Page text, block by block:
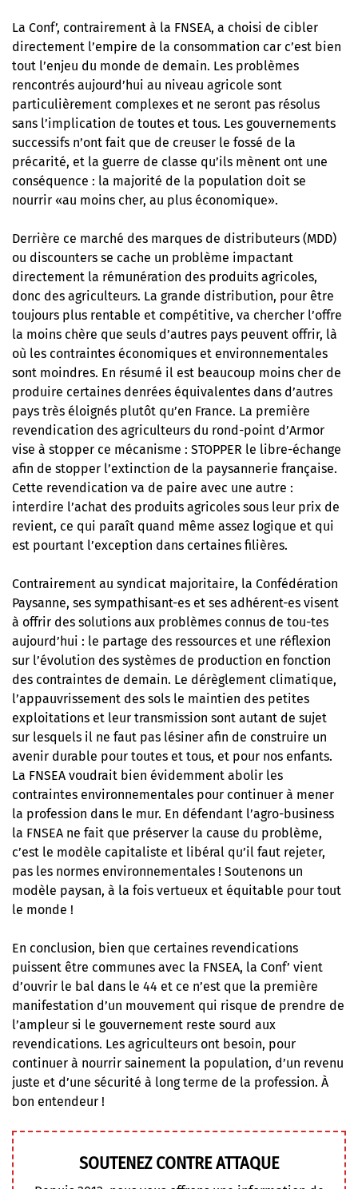
La Conf’, contrairement à la FNSEA, a choisi de cibler
directement l’empire de la consommation car c’est bien
tout l’enjeu du monde de demain. Les problèmes
rencontrés aujourd’hui au niveau agricole sont
particulièrement complexes et ne seront pas résolus
sans l’implication de toutes et tous. Les gouvernements
successifs n’ont fait que de creuser le fossé de la
précarité, et la guerre de classe qu’ils mènent ont une
conséquence : la majorité de la population doit se
nourrir «au moins cher, au plus économique».
Derrière ce marché des marques de distributeurs (MDD)
ou discounters se cache un problème impactant
directement la rémunération des produits agricoles,
donc des agriculteurs. La grande distribution, pour être
toujours plus rentable et compétitive, va chercher l’offre
la moins chère que seuls d’autres pays peuvent offrir, là
où les contraintes économiques et environnementales
sont moindres. En résumé il est beaucoup moins cher de
produire certaines denrées équivalentes dans d’autres
pays très éloignés plutôt qu’en France. La première
revendication des agriculteurs du rond-point d’Armor
vise à stopper ce mécanisme : STOPPER le libre-échange
afin de stopper l’extinction de la paysannerie française.
Cette revendication va de paire avec une autre :
interdire l’achat des produits agricoles sous leur prix de
revient, ce qui paraît quand même assez logique et qui
est pourtant l’exception dans certaines filières.
Contrairement au syndicat majoritaire, la Confédération
Paysanne, ses sympathisant-es et ses adhérent-es visent
à offrir des solutions aux problèmes connus de tou-tes
aujourd’hui : le partage des ressources et une réflexion
sur l’évolution des systèmes de production en fonction
des contraintes de demain. Le dérèglement climatique,
l’appauvrissement des sols le maintien des petites
exploitations et leur transmission sont autant de sujet
sur lesquels il ne faut pas lésiner afin de construire un
avenir durable pour toutes et tous, et pour nos enfants.
La FNSEA voudrait bien évidemment abolir les
contraintes environnementales pour continuer à mener
la profession dans le mur. En défendant l’agro-business
la FNSEA ne fait que préserver la cause du problème,
c’est le modèle capitaliste et libéral qu’il faut rejeter,
pas les normes environnementales ! Soutenons un
modèle paysan, à la fois vertueux et équitable pour tout
le monde !
En conclusion, bien que certaines revendications
puissent être communes avec la FNSEA, la Conf’ vient
d’ouvrir le bal dans le 44 et ce n’est que la première
manifestation d’un mouvement qui risque de prendre de
l’ampleur si le gouvernement reste sourd aux
revendications. Les agriculteurs ont besoin, pour
continuer à nourrir sainement la population, d’un revenu
juste et d’une sécurité à long terme de la profession. À
bon entendeur !
SOUTENEZ CONTRE ATTAQUE